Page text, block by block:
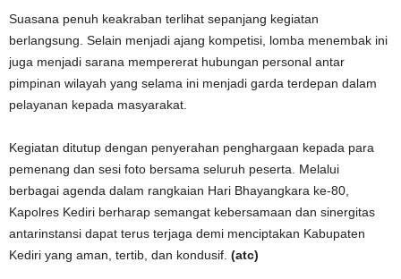
Suasana penuh keakraban terlihat sepanjang kegiatan
berlangsung. Selain menjadi ajang kompetisi, lomba menembak ini
juga menjadi sarana mempererat hubungan personal antar
pimpinan wilayah yang selama ini menjadi garda terdepan dalam
pelayanan kepada masyarakat.
Kegiatan ditutup dengan penyerahan penghargaan kepada para
pemenang dan sesi foto bersama seluruh peserta. Melalui
berbagai agenda dalam rangkaian Hari Bhayangkara ke-80,
Kapolres Kediri berharap semangat kebersamaan dan sinergitas
antarinstansi dapat terus terjaga demi menciptakan Kabupaten
Kediri yang aman, tertib, dan kondusif. (atc)